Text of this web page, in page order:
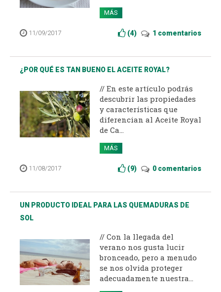
MÁS
11/09/2017 (4) 1 comentarios
¿POR QUÉ ES TAN BUENO EL ACEITE ROYAL?
// En este artículo podrás
descubrir las propiedades
y características que
diferencian al Aceite Royal
de Ca...
MÁS
11/08/2017 (9) 0 comentarios
UN PRODUCTO IDEAL PARA LAS QUEMADURAS DE
SOL
// Con la llegada del
verano nos gusta lucir
bronceado, pero a menudo
se nos olvida proteger
adecuadamente nuestra...